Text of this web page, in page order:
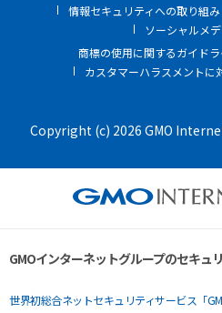
情報セキュリティへの取り組み
ソーシャルメ
商標の使用に関するガイド
カスタマーハラスメントに
Copyright (c) 2026 GMO
GMOインターネットグループのセキュ
世界初総合ネットセキュリティサービス「